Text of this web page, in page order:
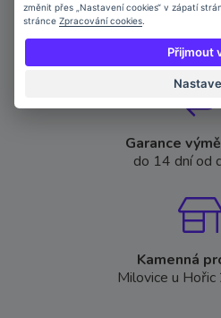
Doprava
při nákupu
Garance
do 14 dní od
Kamenná
Milovice u
změnit přes „Nastavení cookies“ v zápatí
stránce Zpracování cookies
Přijmout